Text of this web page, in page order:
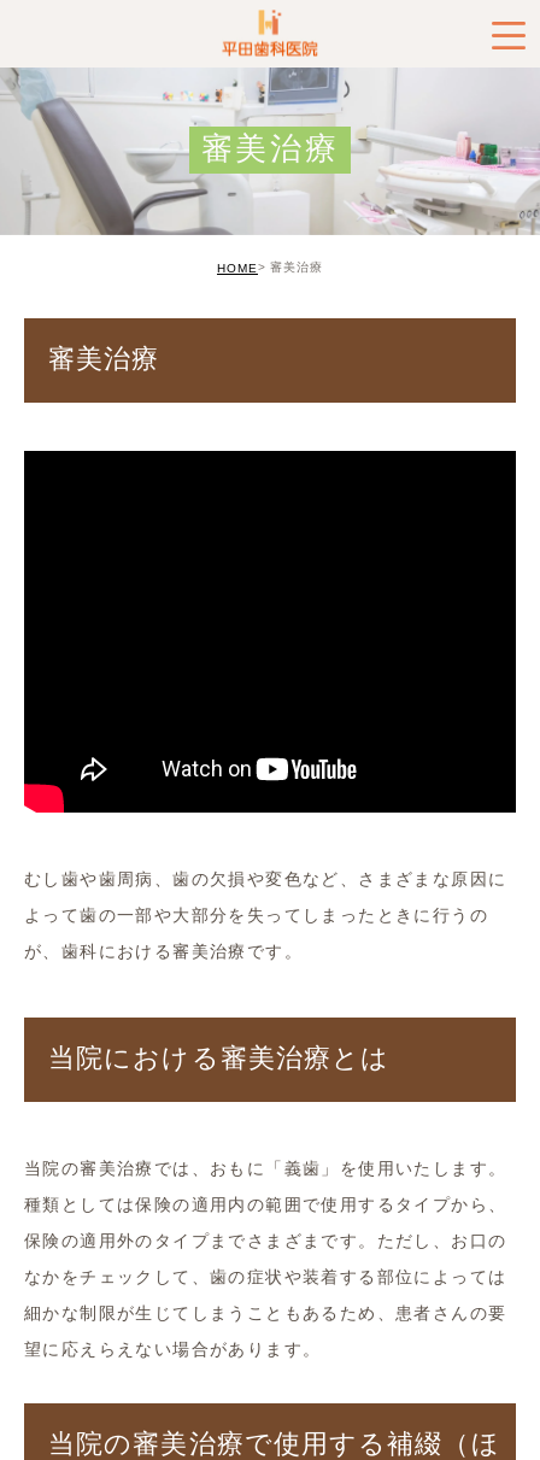
審美治療
HOME 審美治療
審美治療
むし歯や歯周病、歯の欠損や変色など、さまざまな原因に
よって歯の一部や大部分を失ってしまったときに行うの
が、歯科における審美治療です。
当院における審美治療とは
当院の審美治療では、おもに「義歯」を使用いたします。
種類としては保険の適用内の範囲で使用するタイプから、
保険の適用外のタイプまでさまざまです。ただし、お口の
なかをチェックして、歯の症状や装着する部位によっては
細かな制限が生じてしまうこともあるため、患者さんの要
望に応えらえない場合があります。
当院の審美治療で使用する補綴（ほ